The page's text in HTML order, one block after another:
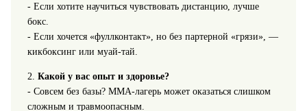
- Если хотите научиться чувствовать дистанцию, лучше
бокс.
- Если хочется «фуллконтакт», но без партерной «грязи», —
кикбоксинг или муай‑тай.
2. Какой у вас опыт и здоровье?
- Совсем без базы? ММА‑лагерь может оказаться слишком
сложным и травмоопасным.